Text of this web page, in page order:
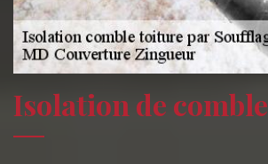
Isolation de comble